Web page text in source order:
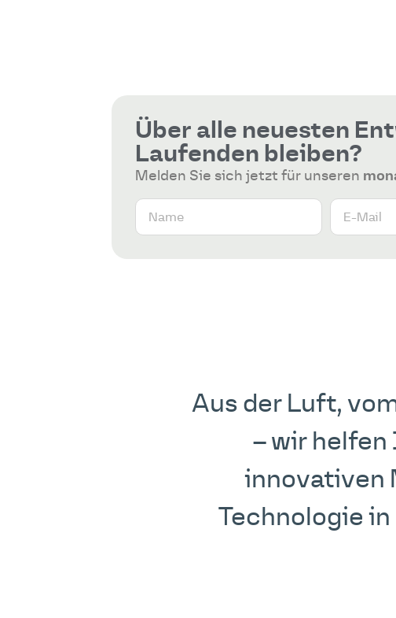
Über alle neuesten
Laufenden bleiben?
Melden Sie sich jetzt für unseren
Aus der Luft,
– wir helfen
innovativen
Technologie